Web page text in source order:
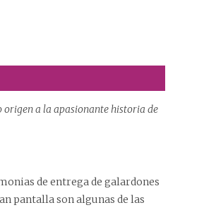
origen a la apasionante historia de
de entrega de galardones
pantalla son algunas de las